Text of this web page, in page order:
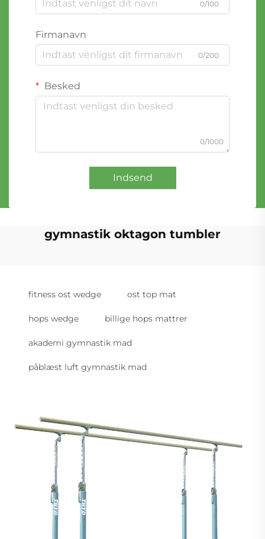
0/100
Firmanavn
0/200
Besked
0/1000
Indsend
gymnastik oktagon tumbler
fitness ost wedge ost top mat
hops wedge billige hops mattrer
akademi gymnastik mad
påblæst luft gymnastik mad